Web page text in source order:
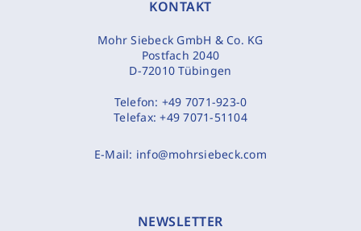
KONTAKT
Mohr Siebeck GmbH & Co. KG
Postfach 2040
D-72010 Tübingen
Telefon: +49 7071-923-0
Telefax:+49 7071-51104
E-Mail: info@mohrsiebeck.com
NEWSLETTER